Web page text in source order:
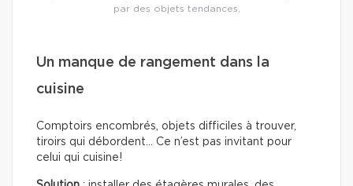
par des objets tendances,
Un manque de rangement dans la
cuisine
Comptoirs encombrés, objets difficiles à trouver,
tiroirs qui débordent… Ce n’est pas invitant pour
celui qui cuisine!